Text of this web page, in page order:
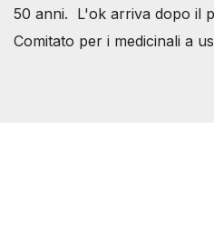
50 anni. L'ok arriva dopo il
Comitato per i medicinali a